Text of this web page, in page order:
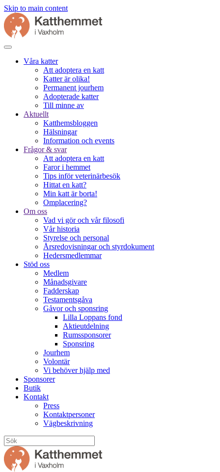
Skip to main content
Våra katter
Att adoptera en katt
Katter är olika!
Permanent jourhem
Adopterade katter
Till minne av
Aktuellt
Katthemsbloggen
Hälsningar
Information och events
Frågor & svar
Att adoptera en katt
Faror i hemmet
Tips inför veterinärbesök
Hittat en katt?
Min katt är borta!
Omplacering?
Om oss
Vad vi gör och vår filosofi
Vår historia
Styrelse och personal
Årsredovisningar och styrdokument
Hedersmedlemmar
Stöd oss
Medlem
Månadsgivare
Fadderskap
Testamentsgåva
Gåvor och sponsring
Lilla Loppans fond
Aktieutdelning
Rumssponsorer
Sponsring
Jourhem
Volontär
Vi behöver hjälp med
Sponsorer
Butik
Kontakt
Press
Kontaktpersoner
Vägbeskrivning